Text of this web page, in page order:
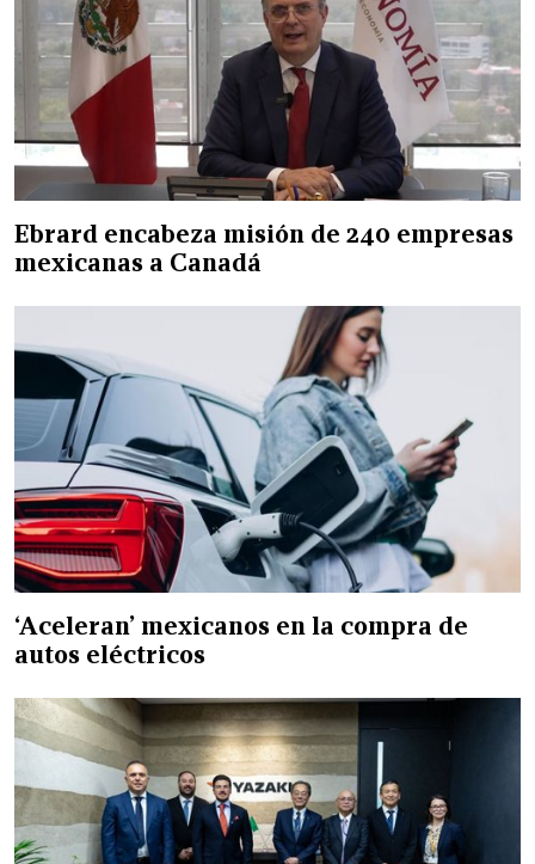
Ebrard encabeza misión de 240 empresas
mexicanas a Canadá
‘Aceleran’ mexicanos en la compra de
autos eléctricos